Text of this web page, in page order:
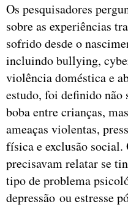
Os pesquisadores
sobre as experiências
sofrido desde o
incluindo bullying,
violência doméstica e
estudo, foi definido não
boba entre crianças,
ameaças violentas,
física e exclusão social.
precisavam relatar se
tipo de problema
depressão ou estresse